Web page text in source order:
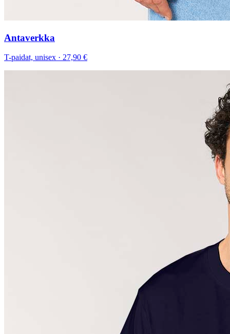
Antaverkka
T-paidat, unisex · 27,90 €